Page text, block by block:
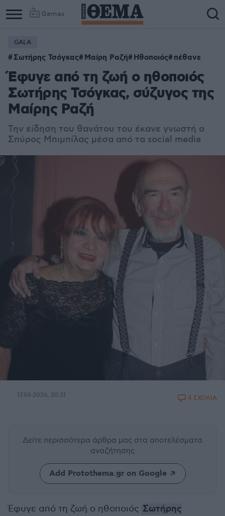
Games
GALA
Σωτήρης Τσόγκας Μαίρη Ραζή Ηθοποιός πέθανε
Έφυγε από τη ζωή ο ηθοποιός
Σωτήρης Τσόγκας, σύζυγος της
Μαίρης Ραζή
Την είδηση του θανάτου του έκανε γνωστή ο
Σπύρος Μπιμπίλας μέσα από τα social media
17.06.2026, 20:31 4 ΣΧΟΛΙΑ
Δείτε περισσότερα άρθρα μας στα αποτελέσματα
αναζήτησης
Add Protothema.gr on Google
Έφυγε από τη ζωή ο ηθοποιός Σωτήρης